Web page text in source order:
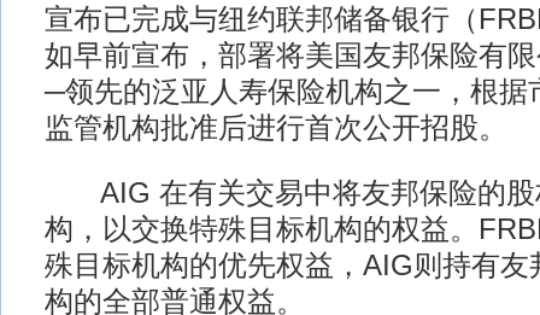
宣布已完成与纽约联邦储备银行（
如早前宣布，部署将美国友邦保险有
─领先的泛亚人寿保险机构之一，根据
监管机构批准后进行首次公开招股。
AIG 在有关交易中将友邦保险的股
构，以交换特殊目标机构的权益。
殊目标机构的优先权益，AIG则持有友
构的全部普通权益。